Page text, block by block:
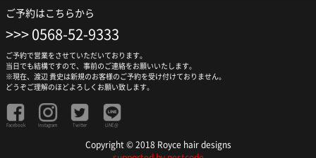
ご予約はこちらから
0568-52-9333
ご予約で営業をさせていただいております。
当日でも結構ですので、事前のご連絡をお願いいたします。
※現在、渡辺 貴史は新規のお客様のご予約を受け付けておりません。
どうぞご理解のほどよろしくお願い致します。
Facebook Instagram Twitter LINE@
Copyright © 2018 Royce hair designs